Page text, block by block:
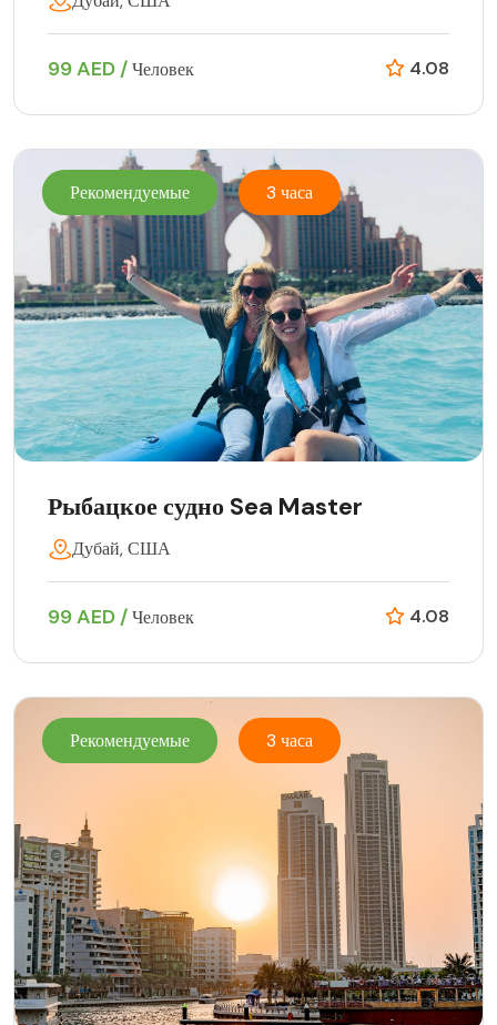
99 AED /Человек 4.08
Рекомендуемые 3 часа
Рыбацкое судно Sea Master
Дубай, США
99 AED /Человек 4.08
Рекомендуемые 3 часа